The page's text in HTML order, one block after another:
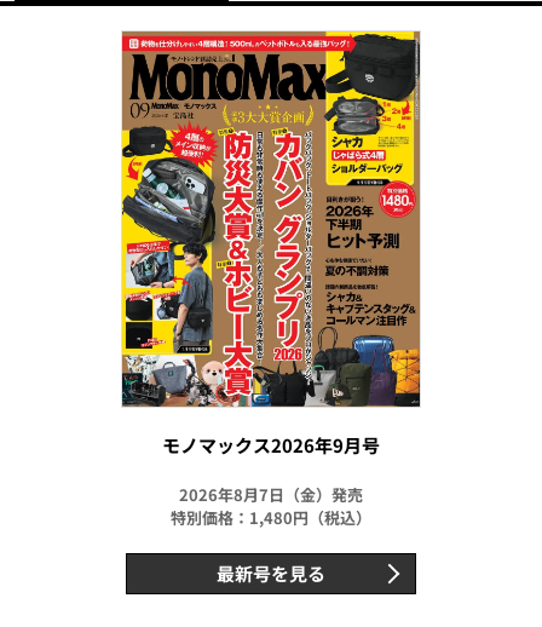
モノマックス2026年9月号
2026年8月7日（金）発売
特別価格：1,480円（税込）
最新号を見る